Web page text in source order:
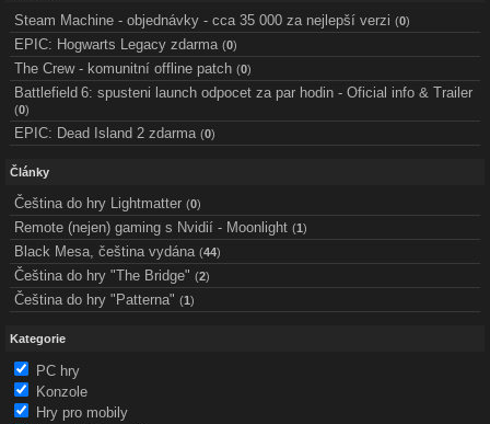
Steam Machine - objednávky - cca 35 000 za nejlepší verzi (0)
EPIC: Hogwarts Legacy zdarma (0)
The Crew - komunitní offline patch (0)
Battlefield 6: spusteni launch odpocet za par hodin - Oficial info & Trailer
(0)
EPIC: Dead Island 2 zdarma (0)
Články
Čeština do hry Lightmatter (0)
Remote (nejen) gaming s Nvidií - Moonlight (1)
Black Mesa, čeština vydána (44)
Čeština do hry "The Bridge" (2)
Čeština do hry "Patterna" (1)
Kategorie
PC hry
Konzole
Hry pro mobily